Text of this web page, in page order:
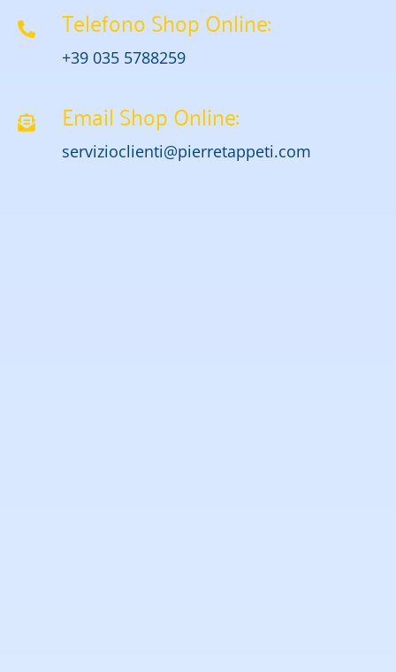
Telefono Shop Online:
+39 035 5788259
Email Shop Online:
servizioclienti@pierretappeti.com